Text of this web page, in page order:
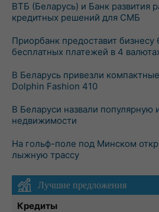
ВТБ (Беларусь) и Банк развития
кредитных решений для СМБ
Приорбанк предоставит бизнесу
бесплатных платежей в 4
В Беларусь привезли
Dolphin Fashion 410
В Беларуси назвали популярную
недвижимости
На гольф-поле под Минском
лыжную трассу
Лучшие предложения
Кредиты